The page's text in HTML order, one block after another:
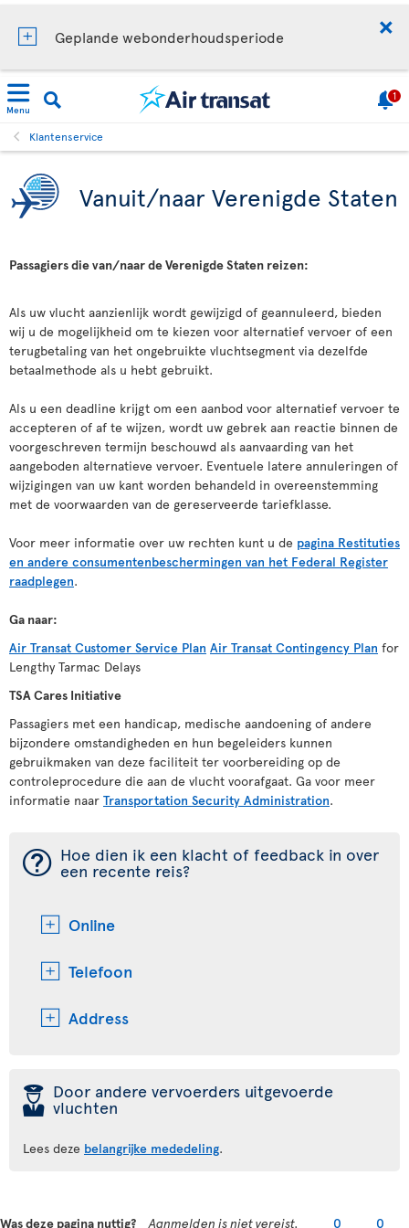
Geplande webonderhoudsperiode
Menu
1
Klantenservice
Vanuit/naar Verenigde Staten
Passagiers die van/naar de Verenigde Staten reizen:
Als uw vlucht aanzienlijk wordt gewijzigd of geannuleerd, bieden
wij u de mogelijkheid om te kiezen voor alternatief vervoer of een
terugbetaling van het ongebruikte vluchtsegment via dezelfde
betaalmethode als u hebt gebruikt.
Als u een deadline krijgt om een aanbod voor alternatief vervoer te
accepteren of af te wijzen, wordt uw gebrek aan reactie binnen de
voorgeschreven termijn beschouwd als aanvaarding van het
aangeboden alternatieve vervoer. Eventuele latere annuleringen of
wijzigingen van uw kant worden behandeld in overeenstemming
met de voorwaarden van de gereserveerde tariefklasse.
Voor meer informatie over uw rechten kunt u de pagina Restituties
en andere consumentenbeschermingen van het Federal Register
raadplegen.
Ga naar:
Air Transat Customer Service Plan Air Transat Contingency Plan for
Lengthy Tarmac Delays
TSA Cares Initiative
Passagiers met een handicap, medische aandoening of andere
bijzondere omstandigheden en hun begeleiders kunnen
gebruikmaken van deze faciliteit ter voorbereiding op de
controleprocedure die aan de vlucht voorafgaat. Ga voor meer
informatie naar Transportation Security Administration.
¯ Hoe dien ik een klacht of feedback in over
een recente reis?
Online
Telefoon
Address
þ Door andere vervoerders uitgevoerde
vluchten
Lees deze belangrijke mededeling.
Was deze pagina nuttig? Aanmelden is niet vereist. 0 0